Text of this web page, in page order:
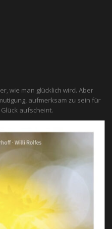
wie man glücklich wird. Aber
aufmerksam zu sein für
aufscheint.